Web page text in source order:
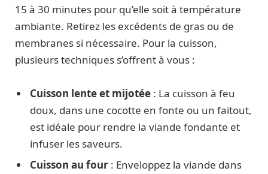
15 à 30 minutes pour qu’elle soit à température
ambiante. Retirez les excédents de gras ou de
membranes si nécessaire. Pour la cuisson,
plusieurs techniques s’offrent à vous :
Cuisson lente et mijotée : La cuisson à feu
doux, dans une cocotte en fonte ou un faitout,
est idéale pour rendre la viande fondante et
infuser les saveurs.
Cuisson au four : Enveloppez la viande dans